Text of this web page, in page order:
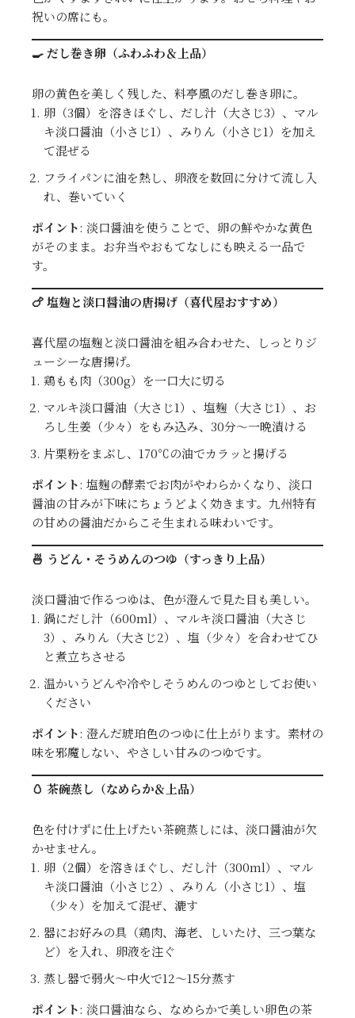
祝いの席にも。
🍳 だし巻き卵（ふわふわ＆上品）
卵の黄色を美しく残した、料亭風のだし巻き卵に。
卵（3個）を溶きほぐし、だし汁（大さじ3）、マル
キ淡口醤油（小さじ1）、みりん（小さじ1）を加え
て混ぜる
フライパンに油を熱し、卵液を数回に分けて流し入
れ、巻いていく
ポイント: 淡口醤油を使うことで、卵の鮮やかな黄色
がそのまま。お弁当やおもてなしにも映える一品で
す。
🍗 塩麹と淡口醤油の唐揚げ（喜代屋おすすめ）
喜代屋の塩麹と淡口醤油を組み合わせた、しっとりジ
ューシーな唐揚げ。
鶏もも肉（300g）を一口大に切る
マルキ淡口醤油（大さじ1）、塩麹（大さじ1）、お
ろし生姜（少々）をもみ込み、30分〜一晩漬ける
片栗粉をまぶし、170℃の油でカラッと揚げる
ポイント: 塩麹の酵素でお肉がやわらかくなり、淡口
醤油の甘みが下味にちょうどよく効きます。九州特有
の甘めの醤油だからこそ生まれる味わいです。
🍜 うどん・そうめんのつゆ（すっきり上品）
淡口醤油で作るつゆは、色が澄んで見た目も美しい。
鍋にだし汁（600ml）、マルキ淡口醤油（大さじ
3）、みりん（大さじ2）、塩（少々）を合わせてひ
と煮立ちさせる
温かいうどんや冷やしそうめんのつゆとしてお使い
ください
ポイント: 澄んだ琥珀色のつゆに仕上がります。素材の
味を邪魔しない、やさしい甘みのつゆです。
🥚 茶碗蒸し（なめらか＆上品）
色を付けずに仕上げたい茶碗蒸しには、淡口醤油が欠
かせません。
卵（2個）を溶きほぐし、だし汁（300ml）、マル
キ淡口醤油（小さじ2）、みりん（小さじ1）、塩
（少々）を加えて混ぜ、漉す
器にお好みの具（鶏肉、海老、しいたけ、三つ葉な
ど）を入れ、卵液を注ぐ
蒸し器で弱火〜中火で12〜15分蒸す
ポイント: 淡口醤油なら、なめらかで美しい卵色の茶